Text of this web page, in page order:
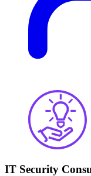
IT Security